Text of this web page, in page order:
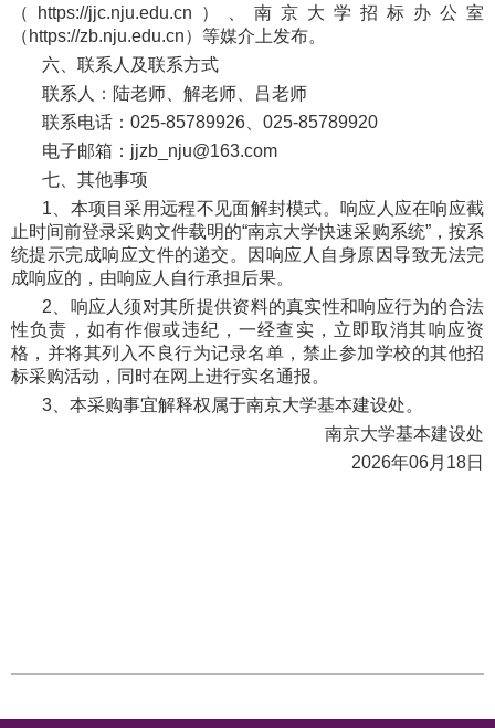
（https://jjc.nju.edu.cn）、南京大学招标办公室
（https://zb.nju.edu.cn）等媒介上发布。
六、联系人及联系方式
联系人：陆老师、解老师、吕老师
联系电话：025-85789926、025-85789920
电子邮箱：jjzb_nju@163.com
七、其他事项
1、本项目采用远程不见面解封模式。响应人应在响应截
止时间前登录采购文件载明的“南京大学快速采购系统”，按系
统提示完成响应文件的递交。因响应人自身原因导致无法完
成响应的，由响应人自行承担后果。
2、响应人须对其所提供资料的真实性和响应行为的合法
性负责，如有作假或违纪，一经查实，立即取消其响应资
格，并将其列入不良行为记录名单，禁止参加学校的其他招
标采购活动，同时在网上进行实名通报。
3、本采购事宜解释权属于南京大学基本建设处。
南京大学基本建设处
2026年06月18日